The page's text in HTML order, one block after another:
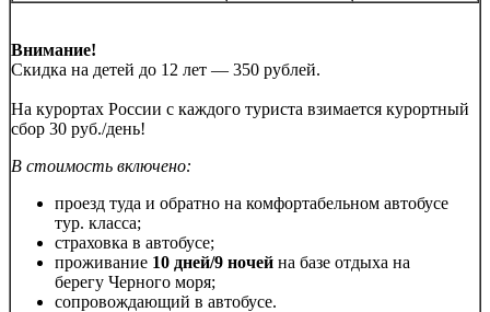
Внимание!
Скидка на детей до 12 лет — 350 рублей.
На курортах России с каждого туриста взимается курортный
сбор 30 руб./день!
В стоимость включено:
проезд туда и обратно на комфортабельном автобусе
тур. класса;
страховка в автобусе;
проживание 10 дней/9 ночей на базе отдыха на
берегу Черного моря;
сопровождающий в автобусе.